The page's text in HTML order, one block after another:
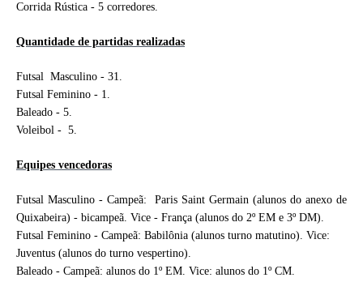
Corrida Rústica - 5 corredores.
Quantidade de partidas realizadas
Futsal Masculino - 31.
Futsal Feminino - 1.
Baleado - 5.
Voleibol - 5.
Equipes vencedoras
Futsal Masculino - Campeã: Paris Saint Germain (alunos do anexo de
Quixabeira) - bicampeã. Vice - França (alunos do 2º EM e 3º DM).
Futsal Feminino - Campeã: Babilônia (alunos turno matutino). Vice:
Juventus (alunos do turno vespertino).
Baleado - Campeã: alunos do 1º EM. Vice: alunos do 1º CM.